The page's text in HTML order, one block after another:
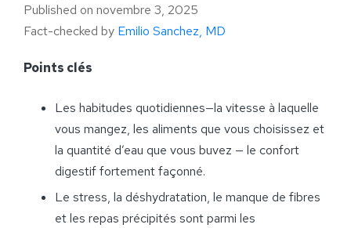
Published on novembre 3, 2025
Fact-checked by Emilio Sanchez, MD
Points clés
Les habitudes quotidiennes—la vitesse à laquelle
vous mangez, les aliments que vous choisissez et
la quantité d’eau que vous buvez — le confort
digestif fortement façonné.
Le stress, la déshydratation, le manque de fibres
et les repas précipités sont parmi les